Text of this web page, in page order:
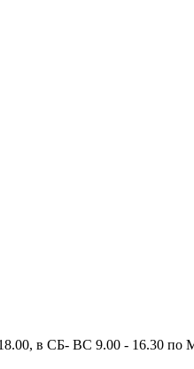
в СБ- ВС 9.00 - 16.30 по